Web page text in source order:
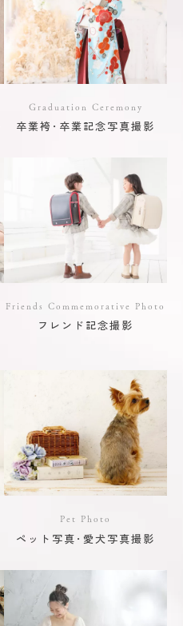
Graduation Ceremony
卒業袴･卒業記念写真撮影
Friends Commemorative Photo
フレンド記念撮影
Pet Photo
ペット写真･愛犬写真撮影